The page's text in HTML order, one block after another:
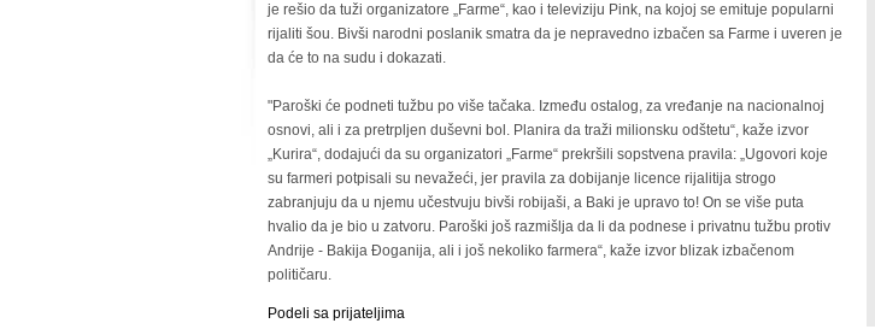
je rešio da tuži organizatore „Farme“, kao i televiziju Pink, na kojoj se emituje popularni
rijaliti šou. Bivši narodni poslanik smatra da je nepravedno izbačen sa Farme i uveren je
da će to na sudu i dokazati.
"Paroški će podneti tužbu po više tačaka. Između ostalog, za vređanje na nacionalnoj
osnovi, ali i za pretrpljen duševni bol. Planira da traži milionsku odštetu“, kaže izvor
„Kurira“, dodajući da su organizatori „Farme“ prekršili sopstvena pravila: „Ugovori koje
su farmeri potpisali su nevažeći, jer pravila za dobijanje licence rijalitija strogo
zabranjuju da u njemu učestvuju bivši robijaši, a Baki je upravo to! On se više puta
hvalio da je bio u zatvoru. Paroški još razmišlja da li da podnese i privatnu tužbu protiv
Andrije - Bakija Đoganija, ali i još nekoliko farmera“, kaže izvor blizak izbačenom
političaru.
Podeli sa prijateljima